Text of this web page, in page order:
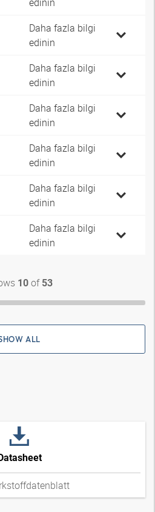
Daha fazla bilgi
edinin
Daha fazla bilgi
edinin
Daha fazla bilgi
edinin
Daha fazla bilgi
edinin
Daha fazla bilgi
edinin
Daha fazla bilgi
edinin
10of 53
ALL